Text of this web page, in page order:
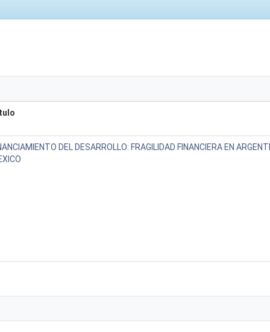
DEL DESARROLLO: FRAGILIDAD FINANCIERA EN